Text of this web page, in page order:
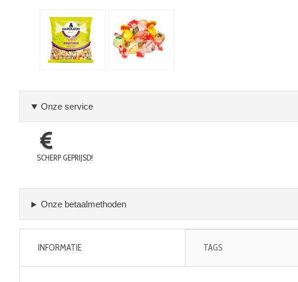
Onze service
SCHERP GEPRIJSD!
Onze betaalmethoden
INFORMATIE TAGS